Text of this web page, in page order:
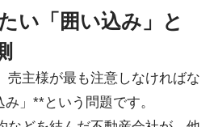
い「囲い込み」と
売主様が最も注意しなければな
」**という問題です。